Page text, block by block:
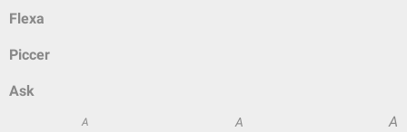
Flexa
Piccer
Ask
A A A